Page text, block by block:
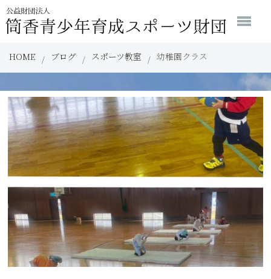
HOME ブログ スポーツ教室 幼稚園クラス